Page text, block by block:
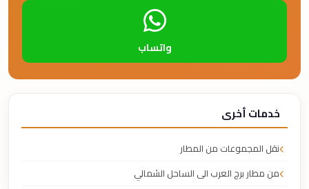
واتساب
خدمات أخرى
نقل المجموعات من المطار
من مطار برج العرب الى الساحل الشمالي